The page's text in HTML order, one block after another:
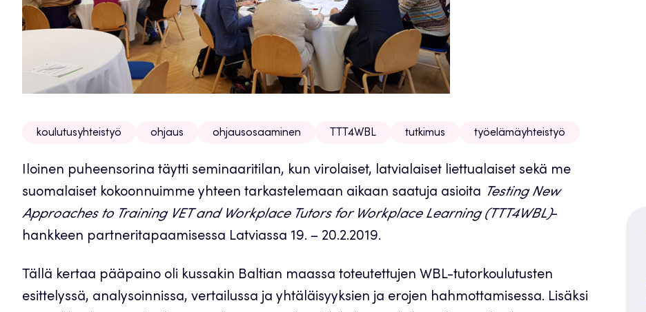
koulutusyhteistyö ohjaus ohjausosaaminen TTT4WBL tutkimus työelämäyhteistyö
Iloinen puheensorina täytti seminaaritilan, kun virolaiset, latvialaiset liettualaiset sekä me
suomalaiset kokoonnuimme yhteen tarkastelemaan aikaan saatuja asioita Testing New
Approaches to Training VET and Workplace Tutors for Workplace Learning (TTT4WBL)-
hankkeen partneritapaamisessa Latviassa 19. – 20.2.2019.
Tällä kertaa pääpaino oli kussakin Baltian maassa toteutettujen WBL-tutorkoulutusten
esittelyssä, analysoinnissa, vertailussa ja yhtäläisyyksien ja erojen hahmottamisessa. Lisäksi